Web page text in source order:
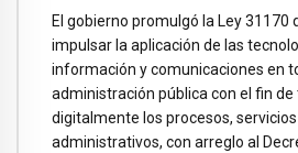
El gobierno promulgó la Ley 31170
impulsar la aplicación de las
información y comunicaciones en
administración pública con el fin
digitalmente los procesos,
administrativos, con arreglo al